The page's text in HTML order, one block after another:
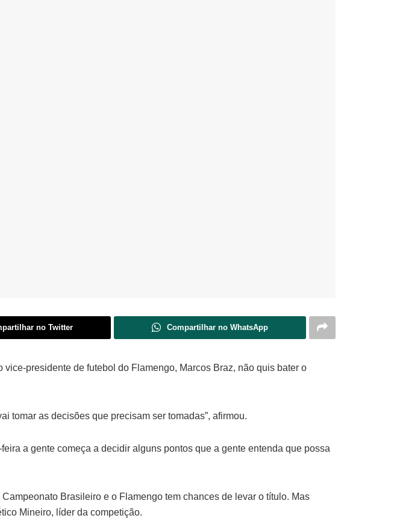
no Twitter Compartilhar no WhatsApp
presidente de futebol do Flamengo, Marcos Braz, não quis bater o
tomar as decisões que precisam ser tomadas”, afirmou.
a gente começa a decidir alguns pontos que a gente entenda que possa
Brasileiro e o Flamengo tem chances de levar o título. Mas
Mineiro, líder da competição.